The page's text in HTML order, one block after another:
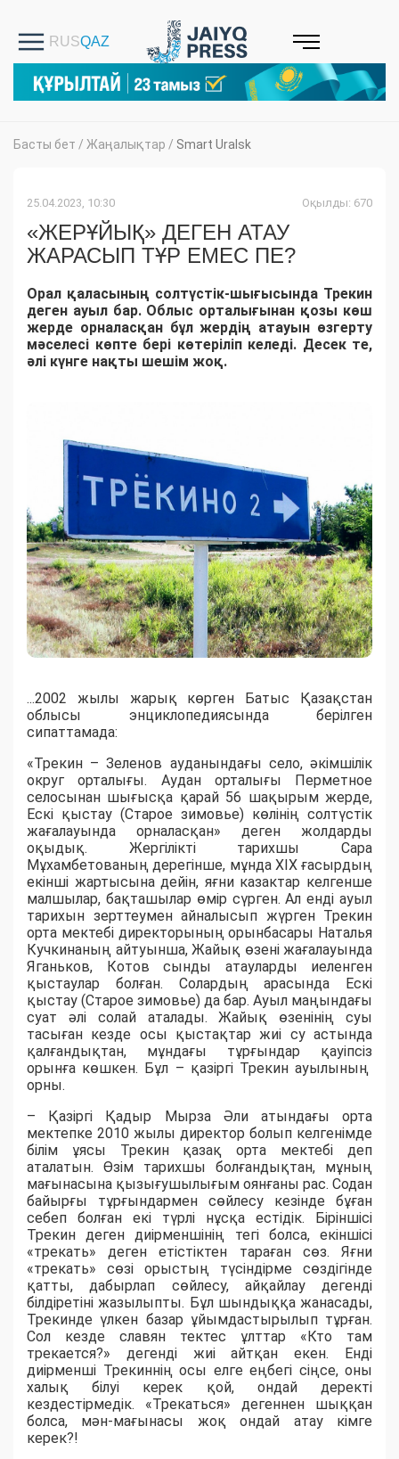
Басты бет / Жаңалықтар / Smart Uralsk
25.04.2023, 10:30 Оқылды: 670
«ЖЕРҰЙЫҚ» ДЕГЕН АТАУ
ЖАРАСЫП ТҰР ЕМЕС ПЕ?
Орал қаласының солтүстік-шығысында Трекин
деген ауыл бар. Облыс орталығынан қозы көш
жерде орналасқан бұл жердің атауын өзгерту
мәселесі көпте бері көтерiлiп келеді. Десек те,
әлі күнге нақты шешім жоқ.
...2002 жылы жарық көрген Батыс Қазақстан
облысы энциклопедиясында берілген
сипаттамада:
«Трекин – Зеленов ауданындағы село, әкімшілік
округ орталығы. Аудан орталығы Перметное
селосынан шығысқа қарай 56 шақырым жерде,
Ескі қыстау (Старое зимовье) көлінің солтүстік
жағалауында орналасқан» деген жолдарды
оқыдық. Жергілікті тарихшы Сара
Мұхамбетованың дерегінше, мұнда ХІХ ғасырдың
екінші жартысына дейін, яғни казактар келгенше
малшылар, бақташылар өмір сүрген. Ал енді ауыл
тарихын зерттеумен айналысып жүрген Трекин
орта мектебі директорының орынбасары Наталья
Кучкинаның айтуынша, Жайық өзені жағалауында
Яганьков, Котов сынды атауларды иеленген
қыстаулар болған. Солардың арасында Ескі
қыстау (Старое зимовье) да бар. Ауыл маңындағы
суат әлі солай аталады. Жайық өзенінің суы
тасыған кезде осы қыстақтар жиі су астында
қалғандықтан, мұндағы тұрғындар қауіпсіз
орынға көшкен. Бұл – қазіргі Трекин ауылының
орны.
– Қазіргі Қадыр Мырза Әли атындағы орта
мектепке 2010 жылы директор болып келгенімде
білім ұясы Трекин қазақ орта мектебі деп
аталатын. Өзім тарихшы болғандықтан, мұның
мағынасына қызығушылығым оянғаны рас. Содан
байырғы тұрғындармен сөйлесу кезінде бұған
себеп болған екі түрлі нұсқа естідік. Біріншісі
Трекин деген диірменшінің тегі болса, екіншісі
«трекать» деген етістіктен тараған сөз. Яғни
«трекать» сөзі орыстың түсіндірме сөздігінде
қатты, дабырлап сөйлесу, айқайлау дегенді
білдіретіні жазылыпты. Бұл шындыққа жанасады,
Трекинде үлкен базар ұйымдастырылып тұрған.
Сол кезде славян тектес ұлттар «Кто там
трекается?» дегенді жиі айтқан екен. Енді
диірменші Трекиннің осы елге еңбегі сіңсе, оны
халық білуі керек қой, ондай деректі
кездестірмедік. «Трекаться» дегеннен шыққан
болса, мән-мағынасы жоқ ондай атау кімге
керек?!